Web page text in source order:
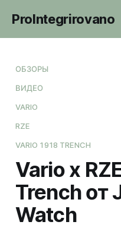
ProIntegrirovano
ОБЗОРЫ
ВИДЕО
VARIO
RZE
VARIO 1918 TRENCH
Vario x
Trench от
Watch